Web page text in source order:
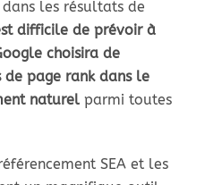
les résultats de
difficile de prévoir à
choisira de
page rank dans le
naturel parmi toutes
SEA et les